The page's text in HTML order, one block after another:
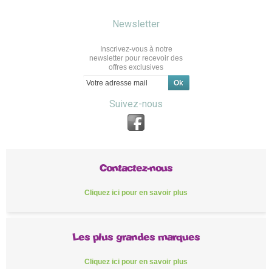
Newsletter
Inscrivez-vous à notre
newsletter pour recevoir des
offres exclusives
Suivez-nous
Contactez-nous
Cliquez ici pour en savoir plus
Les plus grandes marques
Cliquez ici pour en savoir plus